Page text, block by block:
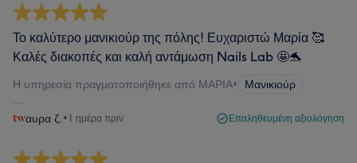
Το καλύτερο μανικιούρ της πόλης! Ευχαριστώ Μαρία 🥰
Καλές διακοπές και καλή αντάμωση Nails Lab 🤩🐬
Η υπηρεσία πραγματοποιήθηκε από ΜΑΡΙΑ• Μανικιούρ
αυρα ζ. •1 ημέρα πριν Επαληθευμένη αξιολόγηση